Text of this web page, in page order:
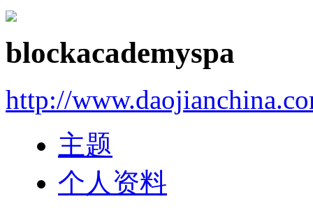
blockacademyspa
http://
主题
个人资料